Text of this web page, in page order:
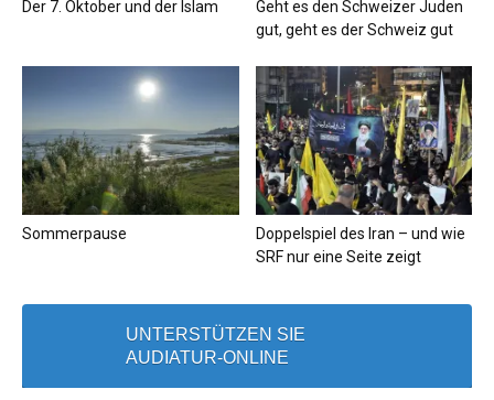
Der 7. Oktober und der Islam
Geht es den Schweizer Juden
gut, geht es der Schweiz gut
Sommerpause
Doppelspiel des Iran – und wie
SRF nur eine Seite zeigt
UNTERSTÜTZEN SIE
AUDIATUR-ONLINE